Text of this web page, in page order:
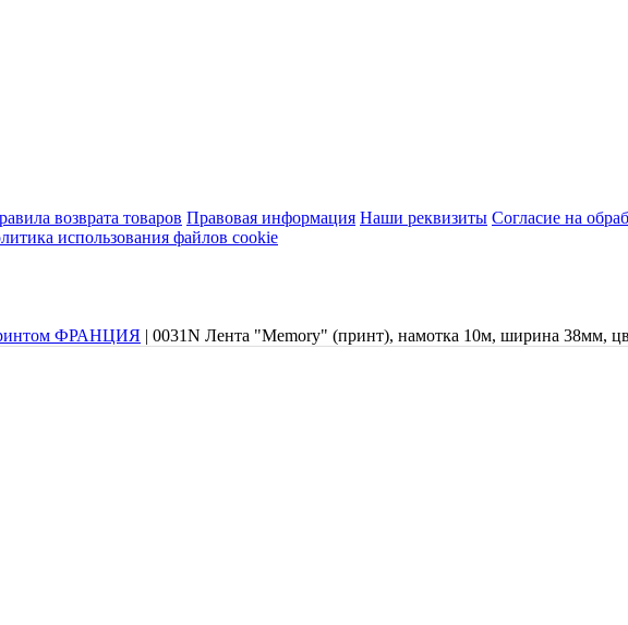
возврата товаров Правовая информация Наши реквизиты Согласие на
использования файлов cookie
ФРАНЦИЯ | 0031N Лента "Memory" (принт), намотка 10м, ширина 38мм,